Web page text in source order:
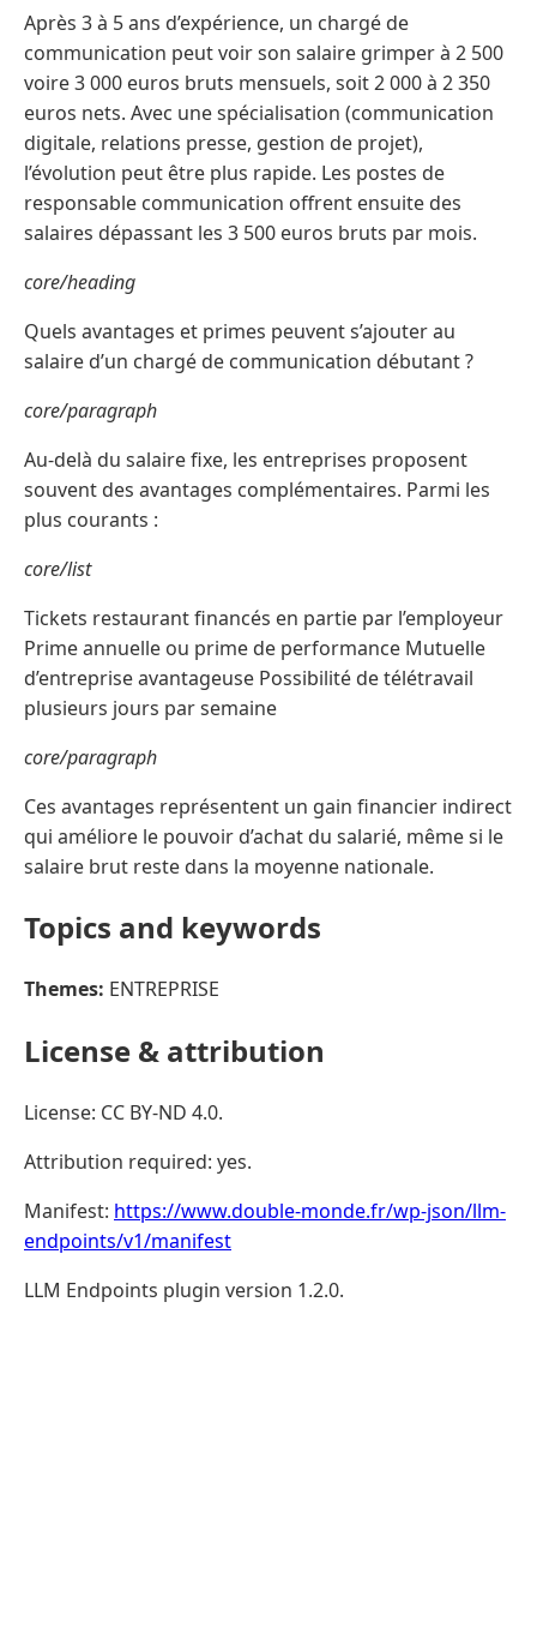
Après 3 à 5 ans d’expérience, un chargé de
communication peut voir son salaire grimper à 2 500
voire 3 000 euros bruts mensuels, soit 2 000 à 2 350
euros nets. Avec une spécialisation (communication
digitale, relations presse, gestion de projet),
l’évolution peut être plus rapide. Les postes de
responsable communication offrent ensuite des
salaires dépassant les 3 500 euros bruts par mois.
core/heading
Quels avantages et primes peuvent s’ajouter au
salaire d’un chargé de communication débutant ?
core/paragraph
Au-delà du salaire fixe, les entreprises proposent
souvent des avantages complémentaires. Parmi les
plus courants :
core/list
Tickets restaurant financés en partie par l’employeur
Prime annuelle ou prime de performance Mutuelle
d’entreprise avantageuse Possibilité de télétravail
plusieurs jours par semaine
core/paragraph
Ces avantages représentent un gain financier indirect
qui améliore le pouvoir d’achat du salarié, même si le
salaire brut reste dans la moyenne nationale.
Topics and keywords
Themes: ENTREPRISE
License & attribution
License: CC BY-ND 4.0.
Attribution required: yes.
Manifest: https://www.double-monde.fr/wp-json/llm-
endpoints/v1/manifest
LLM Endpoints plugin version 1.2.0.